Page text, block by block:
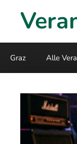
Graz Alle